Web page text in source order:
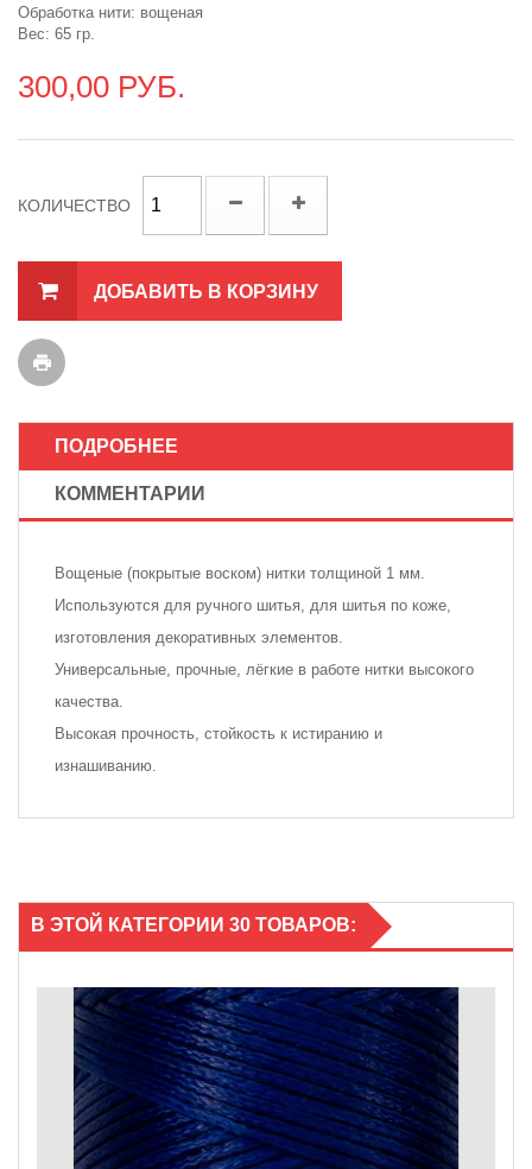
Обработка нити: вощеная
Вес: 65 гр.
300,00 РУБ.
КОЛИЧЕСТВО
ДОБАВИТЬ В КОРЗИНУ
ПОДРОБНЕЕ
КОММЕНТАРИИ
Вощеные (покрытые воском) нитки толщиной 1 мм.
Используются для ручного шитья, для шитья по коже,
изготовления декоративных элементов.
Универсальные, прочные, лёгкие в работе нитки высокого
качества.
Высокая прочность, стойкость к истиранию и
изнашиванию.
В ЭТОЙ КАТЕГОРИИ 30 ТОВАРОВ: